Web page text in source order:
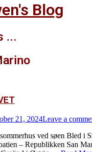
Blog
...
21, 2024Leave a
ved søen Bled i
– Republikken San